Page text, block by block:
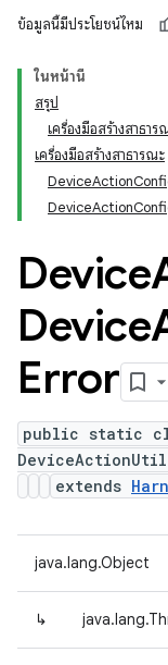
ข้อมูลนี้มีประโยชน์ไหม
ในหน้านี้
สรุป
เครื่องมือสร้างสาธาร
เครื่องมือสร้างสาธารณะ
Device
Device
Error
public static
extends
java.lang.Object
↳